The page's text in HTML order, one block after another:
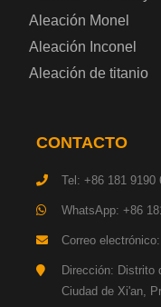
Placa de acero
Chapa de acero
Chapa de acero
Chapa de acero
Placa de acero
Aleación Monel
Aleación Inconel
Aleación de titanio
CONTACTO
Tel: +86 181 9190
WhatsApp: +86
Correo
Dirección: Distrito
Ciudad de Xi'an,